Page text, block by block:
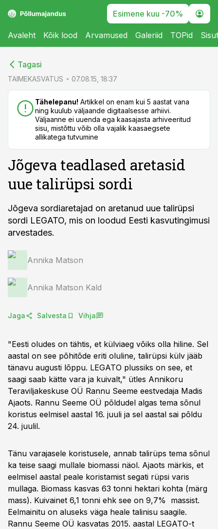
Esimene kuu -70%
Avaleht Kõik lood Arvamused Galeriid TOPid
Tagasi
TAIMEKASVATUS 07.08.15, 18:37
Tähelepanu! Artikkel on enam kui 5 aastat vana
ning kuulub väljaande digitaalsesse arhiivi.
Väljaanne ei uuenda ega kaasajasta arhiveeritud
sisu, mistõttu võib olla vajalik kaasaegsete
allikatega tutvumine
Jõgeva teadlased aretasid
uue talirüpsi sordi
Jõgeva sordiaretajad on aretanud uue talirüpsi
sordi LEGATO, mis on loodud Eesti kasvutingimusi
arvestades.
Annika Matson
Annika Matson Kald
Jaga Salvesta Vihja
"Eesti oludes on tähtis, et külviaeg võiks olla hiline. Sel
aastal on see põhitõde eriti oluline, talirüpsi külv jääb
tänavu augusti lõppu. LEGATO plussiks on see, et
saagi saab kätte vara ja kuivalt," ütles Annikoru
Teraviljakeskuse OÜ Rannu Seeme eestvedaja Madis
Ajaots. Rannu Seeme OÜ põldudel algas tema sõnul
koristus eelmisel aastal 16. juuli ja sel aastal sai põldu
24. juulil.
Tänu varajasele koristusele, annab talirüps tema sõnul
ka teise saagi mullale biomassi näol. Ajaots märkis, et
eelmisel aastal peale koristamist segati rüpsi varis
mullaga. Biomass kasvas 63 tonni hektari kohta (märg
mass). Kuivainet 6,1 tonni ehk see on 9,7% massist.
Eelmainitu on aluseks väga heale talinisu saagile.
Rannu Seeme OÜ kasvatas 2015. aastal LEGATO-t